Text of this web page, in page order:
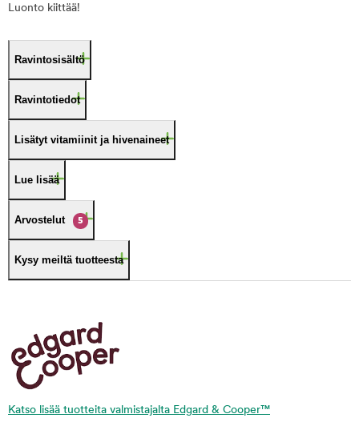
Luonto kiittää!
Ravintosisältö
Ravintotiedot
Lisätyt vitamiinit ja hivenaineet
Lue lisää
Arvostelut 5
Kysy meiltä tuotteesta
Katso lisää tuotteita valmistajalta Edgard & Cooper™